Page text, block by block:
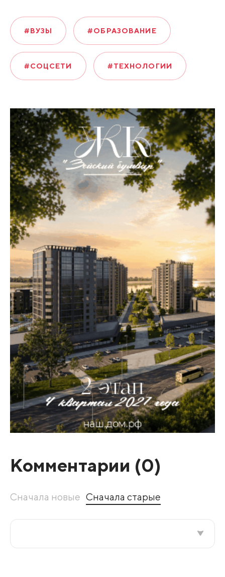
#ВУЗЫ #ОБРАЗОВАНИЕ
#СОЦСЕТИ #ТЕХНОЛОГИИ
Комментарии (0)
Сначала новые Сначала старые